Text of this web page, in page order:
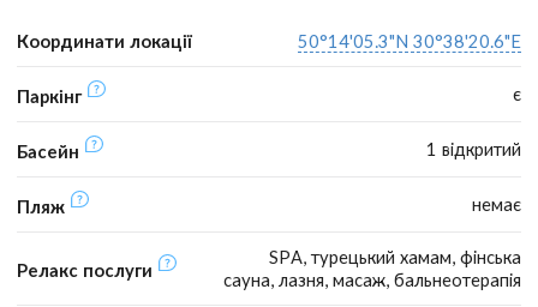
Координати локації 50°14'05.3"N 30°38'20.6"E
Паркінг є
Басейн 1 відкритий
Пляж немає
Релакс послуги
SPA, турецький хамам, фінська
сауна, лазня, масаж, бальнеотерапія